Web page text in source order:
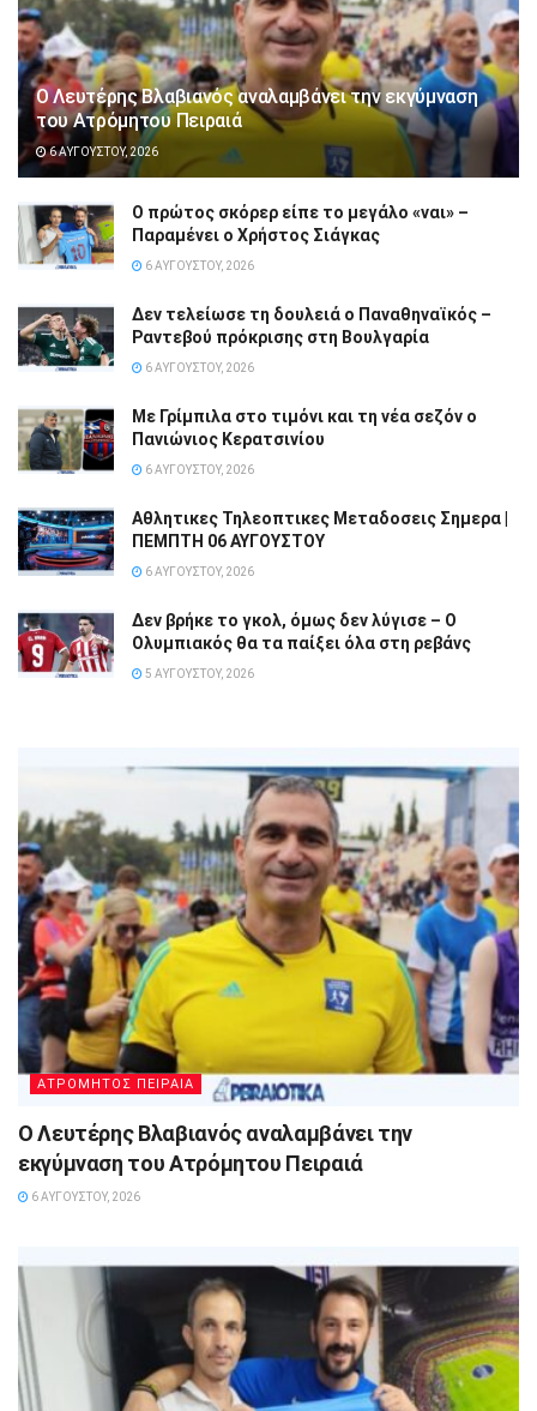
Ο Λευτέρης Βλαβιανός αναλαμβάνει την εκγύμναση
του Ατρόμητου Πειραιά
6 ΑΥΓΟΎΣΤΟΥ, 2026
Ο πρώτος σκόρερ είπε το μεγάλο «ναι» –
Παραμένει ο Χρήστος Σιάγκας
6 ΑΥΓΟΎΣΤΟΥ, 2026
Δεν τελείωσε τη δουλειά ο Παναθηναϊκός –
Ραντεβού πρόκρισης στη Βουλγαρία
6 ΑΥΓΟΎΣΤΟΥ, 2026
Με Γρίμπιλα στο τιμόνι και τη νέα σεζόν ο
Πανιώνιος Κερατσινίου
6 ΑΥΓΟΎΣΤΟΥ, 2026
Αθλητικες Τηλεοπτικες Μεταδοσεις Σημερα |
ΠΕΜΠΤΗ 06 ΑΥΓΟΥΣΤΟΥ
6 ΑΥΓΟΎΣΤΟΥ, 2026
Δεν βρήκε το γκολ, όμως δεν λύγισε – Ο
Ολυμπιακός θα τα παίξει όλα στη ρεβάνς
5 ΑΥΓΟΎΣΤΟΥ, 2026
ΑΤΡΟΜΗΤΟΣ ΠΕΙΡΑΙΑ
Ο Λευτέρης Βλαβιανός αναλαμβάνει την
εκγύμναση του Ατρόμητου Πειραιά
6 ΑΥΓΟΎΣΤΟΥ, 2026